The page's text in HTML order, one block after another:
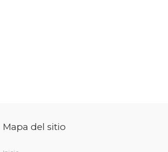
Mapa del sitio